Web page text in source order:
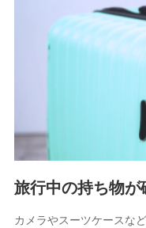
旅行中の持ち物が
カメラやスーツケースな